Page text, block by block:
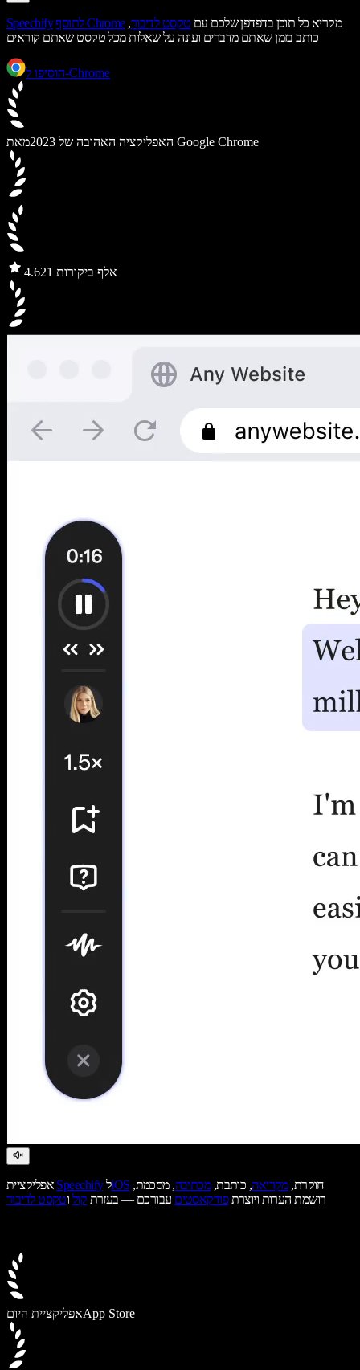
Speechify לתוסף Chrome מקריא כל תוכן בדפדפן שלכם עם טקסט לדיבור,
כותב בזמן שאתם מדברים ועונה על שאלות מכל טקסט שאתם קוראים
הוסיפו ל-Chrome
האפליקציה האהובה של 2023 מאת Google Chrome
4.6 21 אלף ביקורות
אפליקציית Speechify לiOS חוקרת,מקריאה, כותבת,מכתיבה, מסכמת,
רושמת הערות ויוצרתפודקאסטים עבורכם — בעזרת קול וטקסט לדיבור
אפליקציית היוםApp Store